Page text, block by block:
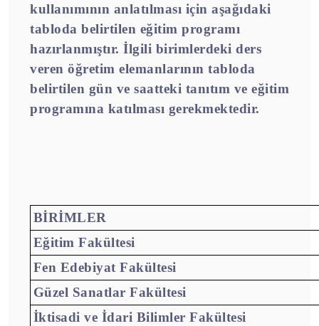
kullanımının anlatılması için aşağıdaki
tabloda belirtilen eğitim programı
hazırlanmıştır. İlgili birimlerdeki ders
veren öğretim elemanlarının tabloda
belirtilen gün ve saatteki tanıtım ve eğitim
programına katılması gerekmektedir.
BİRİMLER
Eğitim Fakültesi
Fen Edebiyat Fakültesi
Güzel Sanatlar Fakültesi
İktisadi ve İdari Bilimler Fakültesi